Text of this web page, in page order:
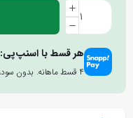
هر قسط با اسنپ‌پی:
۴ قسط ماهانه. بدون سود، چک و ضامن.